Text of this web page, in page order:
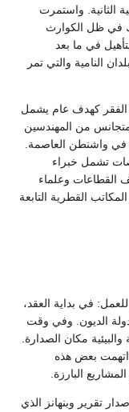
الثانية. واستمرت
في ظل الكوارث
في ما بعد
النامية والتي تمر
الفقر كهدف عام يشمل
من المهندسين
في واشنطن العاصمة.
تشمل خبراء
القطاعات وعلماء
في المكاتب القطرية التابعة
في بداية العقد،
الديون. وفي وقت
مكان الصدارة.
اتهمت بعض هذه
البارزة.
تقرير وبنهانز الذي